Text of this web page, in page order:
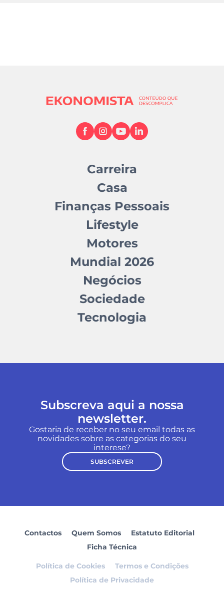
Carreira
Casa
Finanças Pessoais
Lifestyle
Motores
Mundial 2026
Negócios
Sociedade
Tecnologia
Subscreva aqui a nossa
newsletter.
Gostaria de receber no seu email todas as
novidades sobre as categorias do seu
interese?
SUBSCREVER
Contactos Quem Somos
Estatuto Editorial
Ficha Técnica
Política de Cookies
Termos e Condições
Política de Privacidade